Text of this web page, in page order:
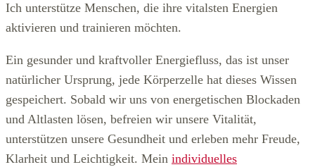
Ich unterstütze Menschen, die ihre vitalsten Energien
aktivieren und trainieren möchten.
Ein gesunder und kraftvoller Energiefluss, das ist unser
natürlicher Ursprung, jede Körperzelle hat dieses Wissen
gespeichert. Sobald wir uns von energetischen Blockaden
und Altlasten lösen, befreien wir unsere Vitalität,
unterstützen unsere Gesundheit und erleben mehr Freude,
Klarheit und Leichtigkeit. Mein individuelles